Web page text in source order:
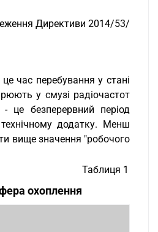
Директиви 2014/53/
час перебування у стані
у смузі радіочастот
це безперервний період
додатку. Менш
вище значення "робочого
Таблиця 1
охоплення